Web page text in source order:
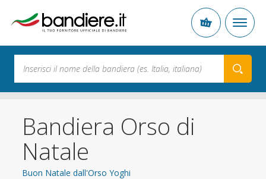
Bandiera Orso di
Natale
Buon Natale dall'Orso Yoghi